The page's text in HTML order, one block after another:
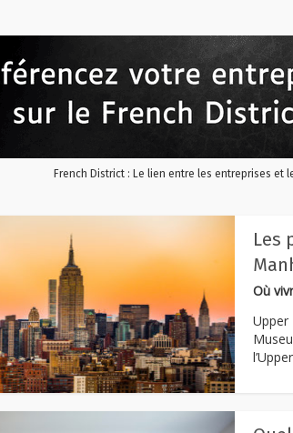
French District : Le lien entre les entreprises et
Les
Où
Upper